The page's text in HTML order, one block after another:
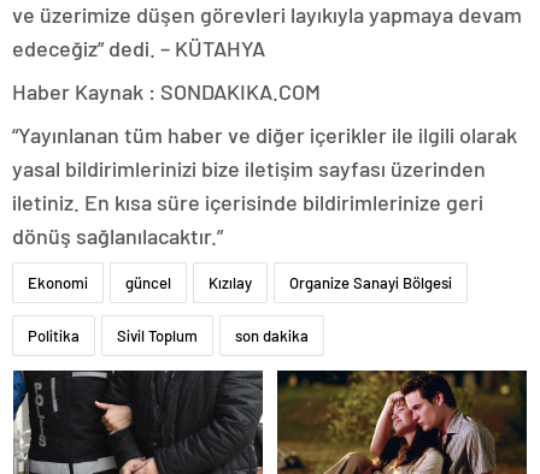
ve üzerimize düşen görevleri layıkıyla yapmaya devam
edeceğiz” dedi. – KÜTAHYA
Haber Kaynak : SONDAKIKA.COM
“Yayınlanan tüm haber ve diğer içerikler ile ilgili olarak
yasal bildirimlerinizi bize iletişim sayfası üzerinden
iletiniz. En kısa süre içerisinde bildirimlerinize geri
dönüş sağlanılacaktır.”
Ekonomi güncel Kızılay Organize Sanayi Bölgesi
Politika Sivil Toplum son dakika